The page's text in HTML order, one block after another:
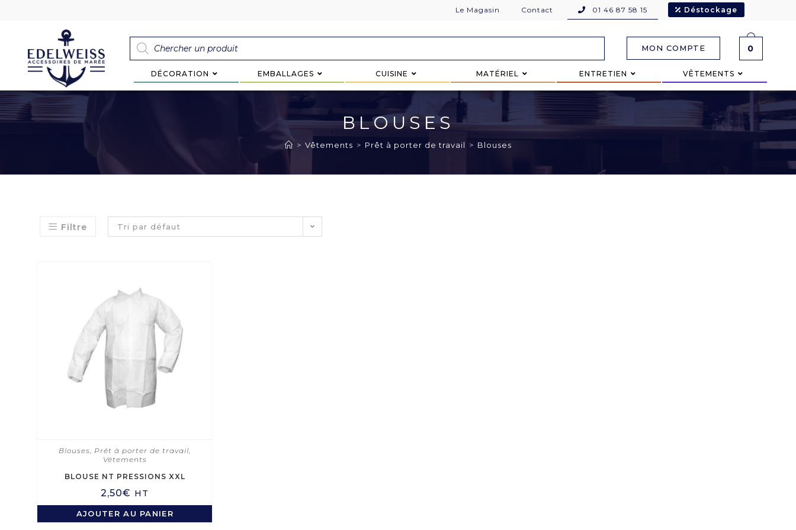
Le Magasin Contact 01 46 87 58 15 Déstockage
MON COMPTE 0
DÉCORATION EMBALLAGES CUISINE MATÉRIEL ENTRETIEN VÊTEMENTS
BLOUSES
> Vêtements > Prêt à porter de travail > Blouses
Filtre Tri par défaut
Blouses, Prêt à porter de travail,
Vêtements
BLOUSE NT PRESSIONS XXL
2,50€ HT
AJOUTER AU PANIER